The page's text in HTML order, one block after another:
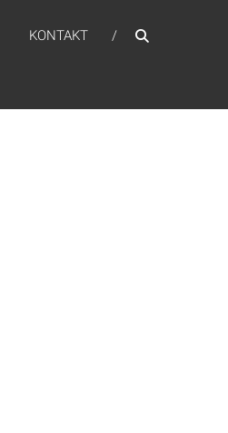
KONTAKT